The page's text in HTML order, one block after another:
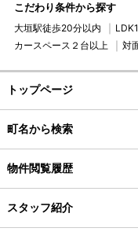
こだわり条件から探す
大垣駅徒歩20分以内
カースペース２台以上
対
トップページ
町名から検索
物件閲覧履歴
スタッフ紹介